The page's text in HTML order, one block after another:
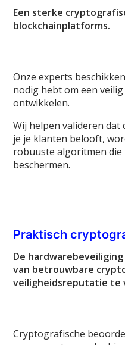
Een sterke
blockchainplatforms.
Onze experts
nodig hebt om een
ontwikkelen.
Wij helpen valideren
je je klanten belooft,
robuuste algoritmen die
beschermen.
Praktisch
De
van betrouwbare
veiligheidsreputatie te
Cryptografische